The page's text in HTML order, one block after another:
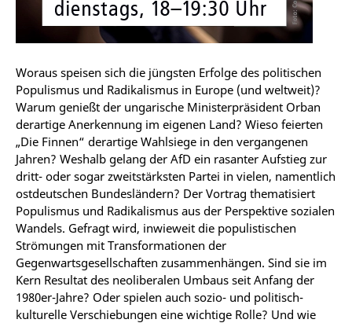
Woraus speisen sich die jüngsten Erfolge des politischen
Populismus und Radikalismus in Europe (und weltweit)?
Warum genießt der ungarische Ministerpräsident Orban
derartige Anerkennung im eigenen Land? Wieso feierten
„Die Finnen“ derartige Wahlsiege in den vergangenen
Jahren? Weshalb gelang der AfD ein rasanter Aufstieg zur
dritt- oder sogar zweitstärksten Partei in vielen, namentlich
ostdeutschen Bundesländern? Der Vortrag thematisiert
Populismus und Radikalismus aus der Perspektive sozialen
Wandels. Gefragt wird, inwieweit die populistischen
Strömungen mit Transformationen der
Gegenwartsgesellschaften zusammenhängen. Sind sie im
Kern Resultat des neoliberalen Umbaus seit Anfang der
1980er-Jahre? Oder spielen auch sozio- und politisch-
kulturelle Verschiebungen eine wichtige Rolle? Und wie